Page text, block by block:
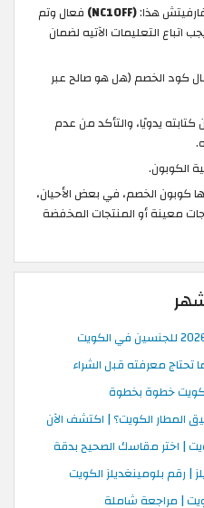
هذا:(NC10FF)
فعال وتم
اتباع التعليمات الآتيه لضمان
كود الخصم (هل هو صالح عبر
يدويًا، والتأكد من عدم
الكوبون.
كوبون الخصم، في بعض الأحيان،
معينة أو المنتجات المخفضة
معرفته قبل الشراء
خطوة بخطوة
المطار الكويت؟ | اكتشف الآن
| اختر مقاسك الصحيح بدقة
| رقم بلومينغديلز الكويت
| مراجعة شاملة